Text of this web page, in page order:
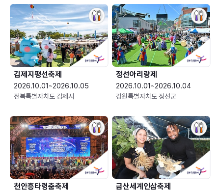
김제지평선축제
2026.10.01~2026.10.05
전북특별자치도 김제시
정선아리랑제
2026.10.01~2026.10.04
강원특별자치도 정선군
천안흥타령춤축제 금산세계인삼축제